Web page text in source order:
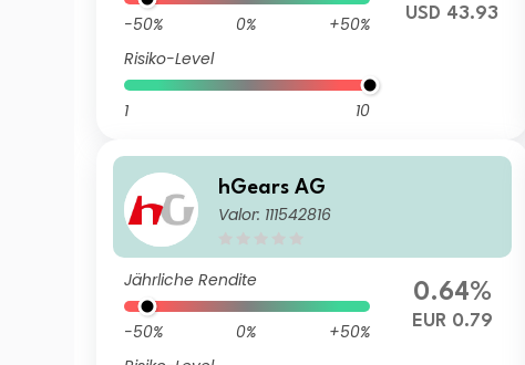
-50% 0%
+50%
Risiko-Level
1 10
USD 43.93
hGears AG
Valor: 111542816
Jährliche Rendite
-50% 0%
+50%
0.64%
EUR 0.79